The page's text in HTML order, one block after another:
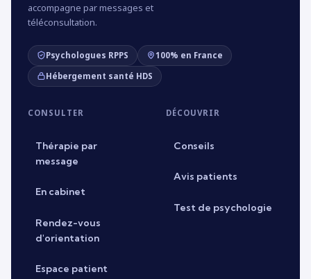
accompagne par messages et
téléconsultation.
Psychologues RPPS
100% en France
Hébergement santé HDS
CONSULTER
Thérapie par
message
En cabinet
Rendez-vous
d'orientation
Espace patient
DÉCOUVRIR
Conseils
Avis patients
Test de psychologie